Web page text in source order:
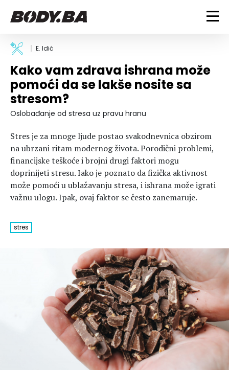
FITNESS
Vježbanje
Mršanje
Discipline
Indoor & Outdoor
BODYBUILDING
Trening i vježbe
Takmičarski bodybuilding
Ostalo
ISHRANA
Nutricionizam
Recepti
Suplementi
Tablica kalorija
ZDRAVLJE
Um i tijelo
Povrede i bolesti
Lifestyle
Trudnice
LIFESTYLE
Bodybuilding
Fitness
VODA
Njega njega
Tehnologija
E. Idić
Kako vam zdrava ishrana može
pomoći da se lakše nosite sa
stresom?
Oslobađanje od stresa uz pravu hranu
Stres je za mnoge ljude postao svakodnevnica obzirom
na ubrzani ritam modernog života. Porodični problemi,
financijske teškoće i brojni drugi faktori mogu
doprinijeti stresu. Iako je poznato da fizička aktivnost
može pomoći u ublažavanju stresa, i ishrana može igrati
važnu ulogu. Ipak, ovaj faktor se često zanemaruje.
stres